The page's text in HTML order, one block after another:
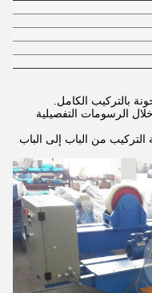
الرسومات التفصيلية
التركيب من الباب إلى الباب